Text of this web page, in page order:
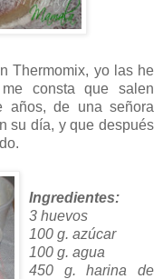
Thermomix, yo las he
consta que salen
años, de una señora
su día, y que después
Ingredientes:
3 huevos
100 g. azúcar
100 g. agua
450 g. harina de